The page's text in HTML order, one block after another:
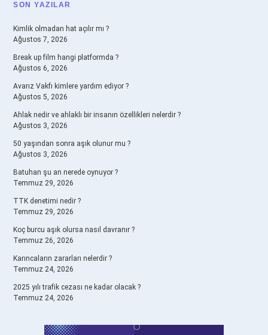
SIDEBAR
SON YAZILAR
Kimlik olmadan hat açılır mı ?
Ağustos 7, 2026
Break up film hangi platformda ?
Ağustos 6, 2026
Avarız Vakfı kimlere yardım ediyor ?
Ağustos 5, 2026
Ahlak nedir ve ahlaklı bir insanın özellikleri nelerdir ?
Ağustos 3, 2026
50 yaşından sonra aşık olunur mu ?
Ağustos 3, 2026
Batuhan şu an nerede oynuyor ?
Temmuz 29, 2026
TTK denetimi nedir ?
Temmuz 29, 2026
Koç burcu aşık olursa nasıl davranır ?
Temmuz 26, 2026
Karıncaların zararları nelerdir ?
Temmuz 24, 2026
2025 yılı trafik cezası ne kadar olacak ?
Temmuz 24, 2026